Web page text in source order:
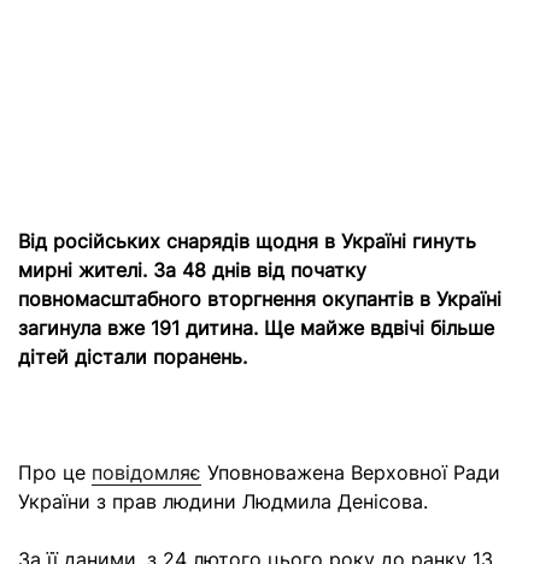
Від російських снарядів щодня в Україні гинуть
мирні жителі. За 48 днів від початку
повномасштабного вторгнення окупантів в Україні
загинула вже 191 дитина. Ще майже вдвічі більше
дітей дістали поранень.
Про це повідомляє Уповноважена Верховної Ради
України з прав людини Людмила Денісова.
За її даними, з 24 лютого цього року до ранку 13